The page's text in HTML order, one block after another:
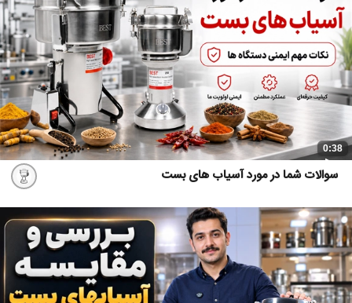
0:38
سوالات شما در مورد آسیاب های بست